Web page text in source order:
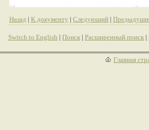
Назад | К документу | Следующий |
Switch to English | Поиск | Расширенный поиск |
Главная